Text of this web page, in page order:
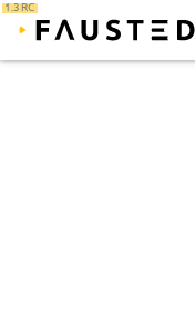
1.3 RC